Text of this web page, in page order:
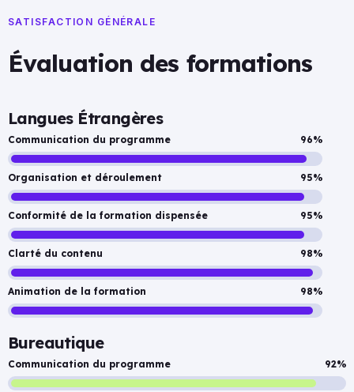
SATISFACTION GÉNÉRALE
Évaluation des formations
Langues Étrangères
Communication du programme 96%
Organisation et déroulement 95%
Conformité de la formation dispensée 95%
Clarté du contenu 98%
Animation de la formation 98%
Bureautique
Communication du programme 92%